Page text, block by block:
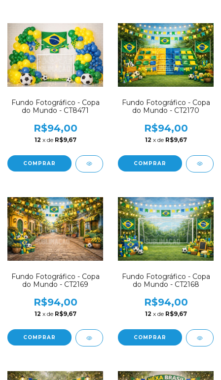
Fundo Fotográfico - Copa
do Mundo - CT8471
R$94,00
12 x de R$9,67
COMPRAR
Fundo Fotográfico - Copa
do Mundo - CT2170
R$94,00
12 x de R$9,67
COMPRAR
Fundo Fotográfico - Copa
do Mundo - CT2169
R$94,00
12 x de R$9,67
COMPRAR
Fundo Fotográfico - Copa
do Mundo - CT2168
R$94,00
12 x de R$9,67
COMPRAR